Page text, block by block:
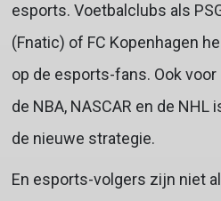
esports. Voetbalclubs als
(Fnatic) of FC Kopenhagen
op de esports-fans. Ook
de NBA, NASCAR en de
de nieuwe strategie.
En esports-volgers zijn niet